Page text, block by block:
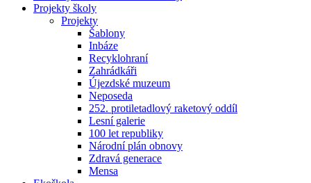
Projekty školy
Projekty
Šablony
Inbáze
Recyklohraní
Zahrádkáři
Újezdské muzeum
Neposeda
252. protiletadlový raketový oddíl
Lesní galerie
100 let republiky
Národní plán obnovy
Zdravá generace
Mensa